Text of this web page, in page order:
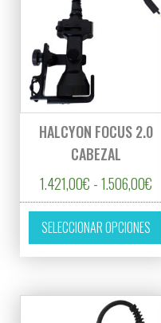
HALCYON FOCUS 2.0
CABEZAL
1.421,00€ -1.506,00€
SELECCIONAR OPCIONES